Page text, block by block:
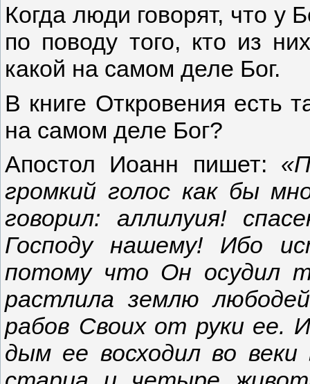
Когда люди говорят, что у
по поводу того, кто из
какой на самом деле Бог.
В книге Откровения есть
на самом деле Бог?
Апостол Иоанн пишет:
громкий голос как бы
говорил: аллилуия!
Господу нашему! Ибо
потому что Он осудил
растлила землю
рабов Своих от руки ее.
дым ее восходил во